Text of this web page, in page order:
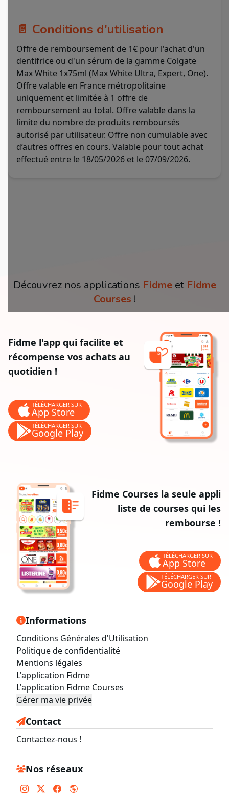
📄 Conditions d'utilisation
Offre de remboursement de 1€ pour l'achat d'un
dentifrice ou d'un sérum de la gamme Colgate
Max White 1x75ml (Max White Ultra, Expert, One).
Offre valable en France métropolitaine
uniquement et limitée à 1 offre de
remboursement au total. Offre valable dans la
limite du nombre de produits remboursés
autorisé par utilisateur. Offre non cumulable avec
d’autres offres en cours. Valable pour tout achat
effectué entre le 18/05/2026 et le 07/09/2026.
Découvrez nos applications Fidme et Fidme
Courses !
Fidme l'app qui facilite et
récompense vos achats au
quotidien !
TÉLÉCHARGER SUR
App Store
TÉLÉCHARGER SUR
Google Play
Fidme Courses la seule appli
liste de courses qui les
rembourse !
TÉLÉCHARGER SUR
App Store
TÉLÉCHARGER SUR
Google Play
Informations
Conditions Générales d'Utilisation
Politique de confidentialité
Mentions légales
L'application Fidme
L'application Fidme Courses
Gérer ma vie privée
Contact
Contactez-nous !
Nos réseaux